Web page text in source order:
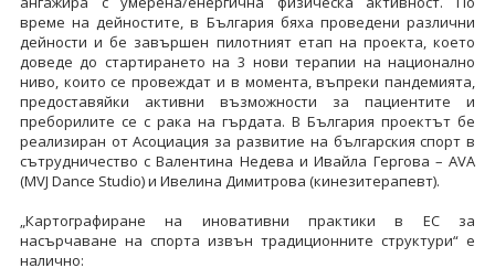
време на дейностите, в България бяха проведени различни
дейности и бе завършен пилотният етап на проекта, което
доведе до стартирането на 3 нови терапии на национално
ниво, които се провеждат и в момента, въпреки пандемията,
предоставяйки активни възможности за пациентите и
преборилите се с рака на гърдата. В България проектът бе
реализиран от Асоциация за развитие на българския спорт в
сътрудничество с Валентина Недева и Ивайла Гергова – AVA
(MVJ Dance Studio) и Ивелина Димитрова (кинезитерапевт).
„Картографиране на иновативни практики в ЕС за
насърчаване на спорта извън традиционните структури“ е
налично: